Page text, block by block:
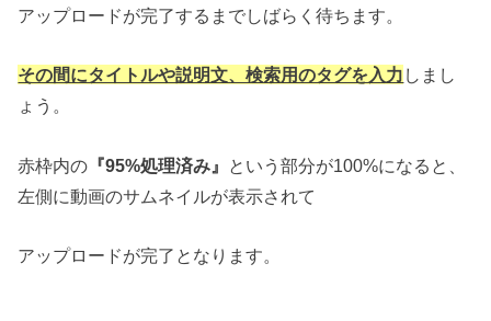
アップロードが完了するまでしばらく待ちます。
その間にタイトルや説明文、検索用のタグを入力 しまし
ょう。
赤枠内の 『95%処理済み』 という部分が100%になると、
左側に動画のサムネイルが表示されて
アップロードが完了となります。